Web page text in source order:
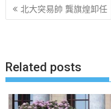
文
章
北大突易帥 龔旗煌卸任
Related posts